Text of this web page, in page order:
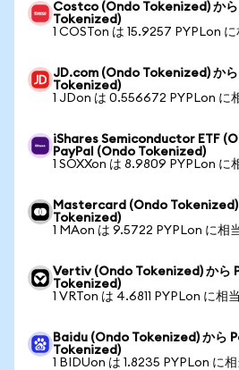
Costco (Ondo Tokenized) か
Tokenized)
1 COSTon は 15.9257 PYPLon に
JD.com (Ondo Tokenized) か
Tokenized)
1 JDon は 0.556672 PYPLon に
iShares Semiconductor ETF
PayPal (Ondo Tokenized)
1 SOXXon は 8.9809 PYPLon に
Mastercard (Ondo Tokenized)
Tokenized)
1 MAon は 9.5722 PYPLon に相
Vertiv (Ondo Tokenized) から
Tokenized)
1 VRTon は 4.6811 PYPLon に相当
Baidu (Ondo Tokenized) から
Tokenized)
1 BIDUon は 1.8235 PYPLon に相